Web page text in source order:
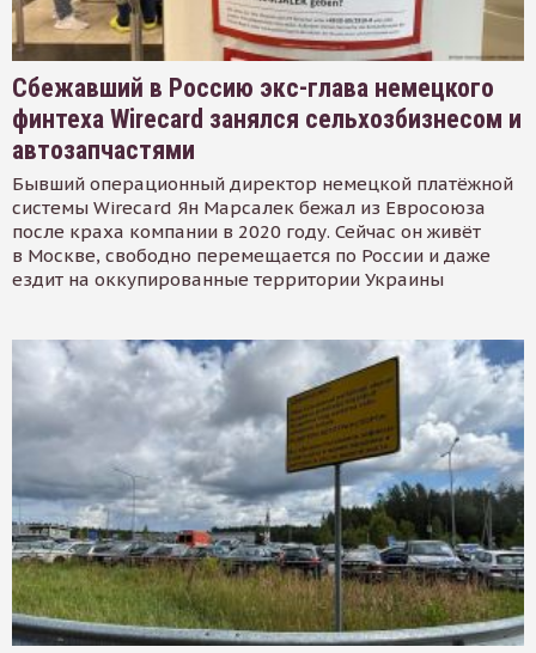
Сбежавший в Россию экс-глава немецкого
финтеха Wirecard занялся сельхозбизнесом и
автозапчастями
Бывший операционный директор немецкой платёжной
системы Wirecard Ян Марсалек бежал из Евросоюза
после краха компании в 2020 году. Сейчас он живёт
в Москве, свободно перемещается по России и даже
ездит на оккупированные территории Украины